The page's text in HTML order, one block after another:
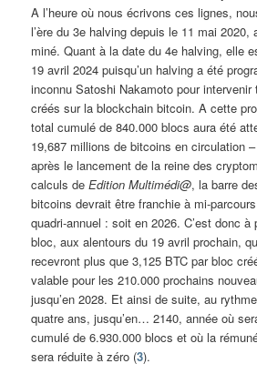
A l’heure où nous écrivons ces lignes,
l’ère du 3e halving depuis le 11 mai 2020,
miné. Quant à la date du 4e halving, elle
19 avril 2024 puisqu’un halving a été
inconnu Satoshi Nakamoto pour
créés sur la blockchain bitcoin. A cette
total cumulé de 840.000 blocs aura été
19,687 millions de bitcoins en circulation
après le lancement de la reine des
calculs deEdition Multimédi@, la barre
bitcoins devrait être franchie à mi-
quadri-annuel : soit en 2026. C’est donc à
bloc, aux alentours du 19 avril prochain,
recevront plus que 3,125 BTC par bloc
valable pour les 210.000 prochains
jusqu’en 2028. Et ainsi de suite, au
quatre ans, jusqu’en… 2140, année où
cumulé de 6.930.000 blocs et où la
sera réduite à zéro (3).